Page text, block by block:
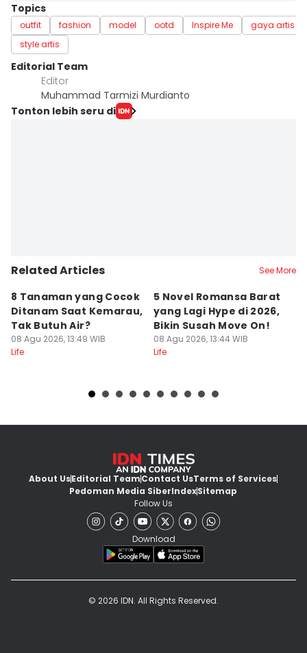
Topics
outfit fashion model ootd Inspire Me
gaya artis
style artis
Editorial Team
Editor
Muhammad Tarmizi Murdianto
Tonton lebih seru di
Related Articles See More
8 Tanaman yang Cocok
Ditanam Saat Kemarau,
Tak Butuh Air?
08 Agu 2026, 13:49 WIB
Life
5 Novel Romansa Barat
yang Lagi Hype di 2026,
Bikin Susah Move On!
08 Agu 2026, 13:44 WIB
Life
About UsEditorial TeamContact UsTerms of Services
Pedoman Media SiberIndexSitemap
Follow Us
Download
© 2026 IDN. All Rights Reserved.